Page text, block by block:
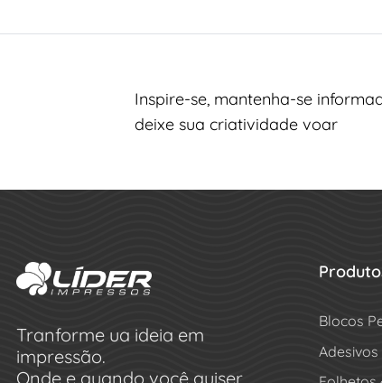
Inspire-se, mantenha-se
deixe sua criatividade voar
Tranforme ua ideia em
impressão.
Onde e quando você quiser.
Blocos
Adesivos